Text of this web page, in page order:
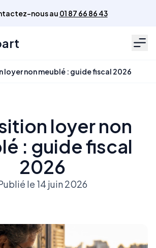
nous au 01 87 66 86 43
loyer non meublé : guide fiscal 2026
loyer non
: guide fiscal
2026
le 14 juin 2026